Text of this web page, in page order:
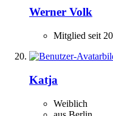
Werner Volk
Mitglied seit
Katja
Weiblich